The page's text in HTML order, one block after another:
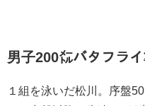
男子200㍍バタフラ
１組を泳いだ松川。序盤